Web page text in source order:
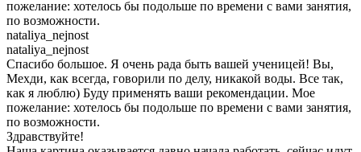
пожелание: хотелось бы подольше по времени с вами занятия,
по возможности.
nataliya_nejnost
nataliya_nejnost
Спасибо большое. Я очень рада быть вашей ученицей! Вы,
Мехди, как всегда, говорили по делу, никакой воды. Все так,
как я люблю) Буду применять ваши рекомендации. Мое
пожелание: хотелось бы подольше по времени с вами занятия,
по возможности.
Здравствуйте!